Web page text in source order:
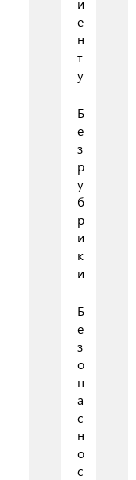
и
е
н
т
у
Б
е
з
р
у
б
р
и
к
и
Б
е
з
о
п
а
с
н
о
с